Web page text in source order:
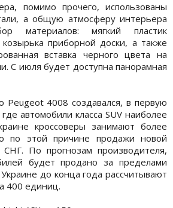
помимо прочего, использованы
а общую атмосферу интерьера
материалов: мягкий пластик
приборной доски, а также
вставка черного цвета на
С июля будет доступна панорамная
Peugeot 4008 создавался, в первую
автомобили класса SUV наиболее
кроссоверы занимают более
по этой причине продажи новой
По прогнозам производителя,
будет продано за пределами
до конца года рассчитывают
400 единиц.